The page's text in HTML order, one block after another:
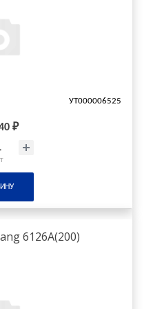
УТ000006525
₽
6126A(200)